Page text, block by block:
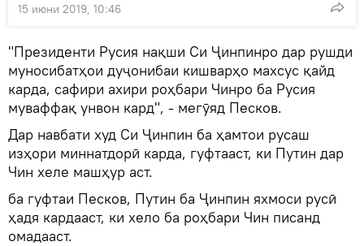
15 июни 2019, 10:46
"Президенти Русия нақши Си Ҷинпинро дар рушди
муносибатҳои дуҷонибаи кишварҳо махсус қайд
карда, сафири ахири роҳбари Чинро ба Русия
муваффақ унвон кард", - мегӯяд Песков.
Дар навбати худ Си Ҷинпин ба ҳамтои русаш
изҳори миннатдорӣ карда, гуфтааст, ки Путин дар
Чин хеле машҳур аст.
ба гуфтаи Песков, Путин ба Ҷинпин яхмоси русӣ
ҳадя кардааст, ки хело ба роҳбари Чин писанд
омадааст.